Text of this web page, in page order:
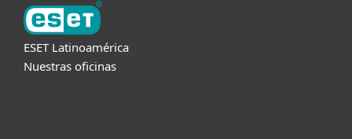
ESET Latinoamérica
Nuestras oficinas